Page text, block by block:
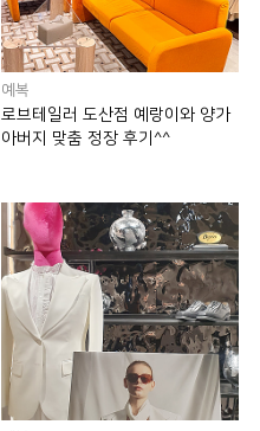
예복
로브테일러 도산점 예랑이와 양가
아버지 맞춤 정장 후기^^